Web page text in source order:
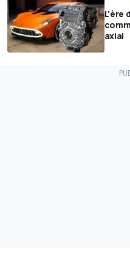
L'ère
axial